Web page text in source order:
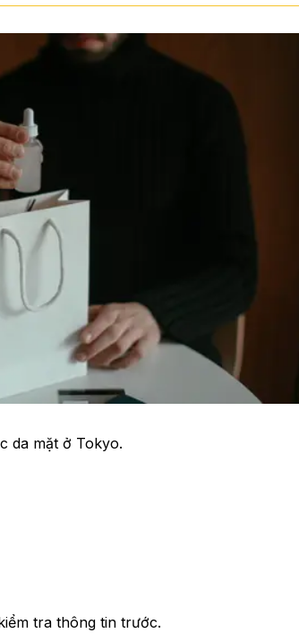
da mặt ở Tokyo.
tra thông tin trước.